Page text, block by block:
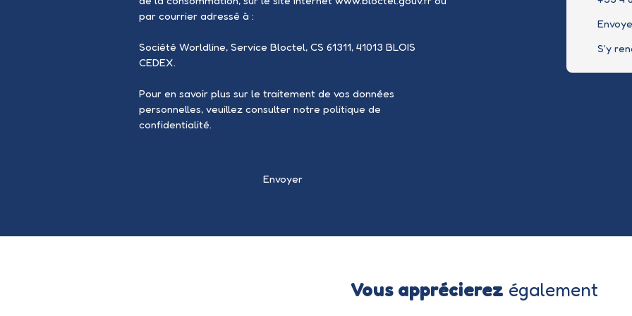
par courrier adressé à :
Société Worldline, Service Bloctel, CS 61311, 41013 BLOIS
CEDEX.
Pour en savoir plus sur le traitement de vos données
personnelles, veuillez consulter notre politique de
confidentialité.
Envoyer
S'y
Vous apprécierez également